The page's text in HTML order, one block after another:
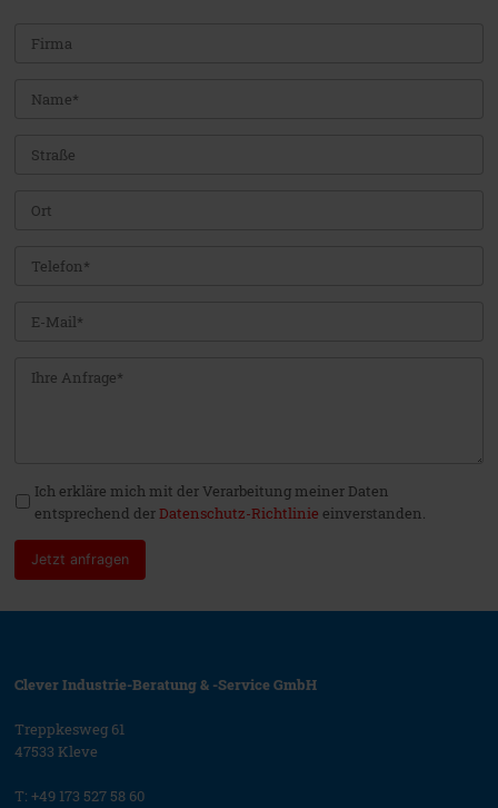
Ich erkläre mich mit der Verarbeitung meiner Daten
entsprechend derDatenschutz-Richtlinie einverstanden.
Jetzt anfragen
Clever Industrie-Beratung & -Service GmbH
Treppkesweg 61
47533 Kleve
T:+49 173 527 58 60